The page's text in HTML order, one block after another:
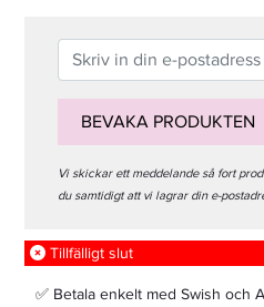
120 kr
BEVAKA PRODUKTEN
Vi skickar ett meddelande så fort
du samtidigt att vi lagrar din e-
Tillfälligt slut
✅ Betala enkelt med Swish och